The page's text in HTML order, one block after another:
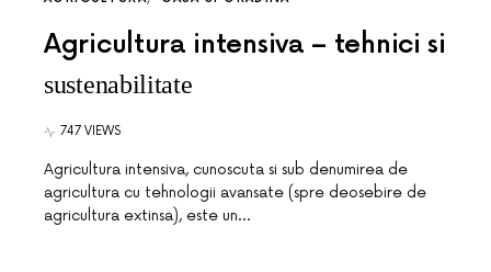
Agricultura intensiva – tehnici si
sustenabilitate
747 VIEWS
Agricultura intensiva, cunoscuta si sub denumirea de
agricultura cu tehnologii avansate (spre deosebire de
agricultura extinsa), este un…